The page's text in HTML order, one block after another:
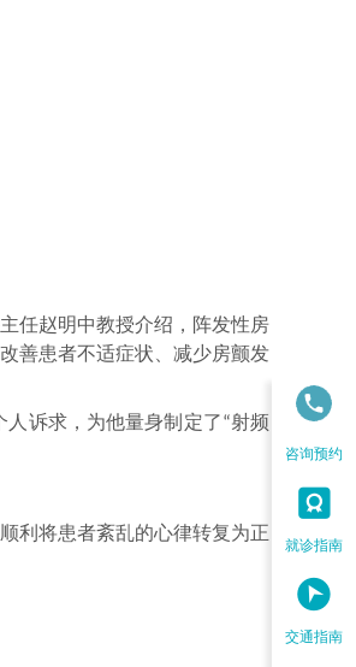
任赵明中教授介绍，阵发性房
善患者不适症状、减少房颤发
诉求，为他量身制定了“射频
利将患者紊乱的心律转复为正
咨询预约

就诊指南

交通指南